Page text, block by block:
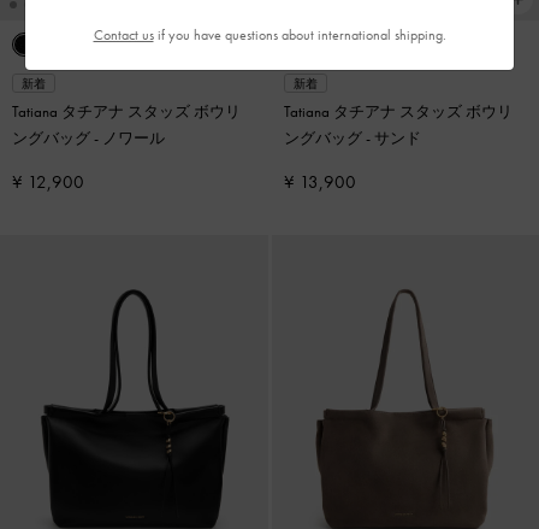
新着
Tatiana タチアナ スタッズ ボウリ
ングバッグ- ノワール
¥ 12,900
新着
Tatiana タチアナ スタッズ ボウリ
ングバッグ- サンド
¥ 13,900
Contact usif you have questions about international shipping.